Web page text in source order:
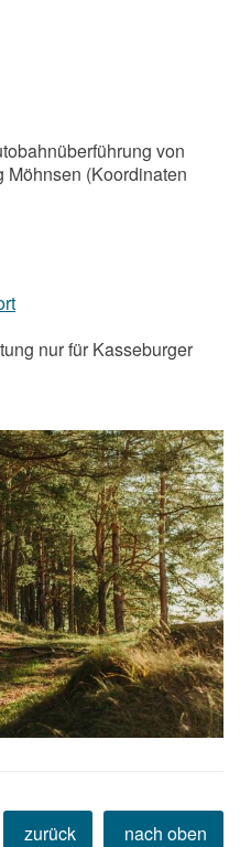
von
Möhnsen (Koordinaten
nur für Kasseburger
zurück nach oben